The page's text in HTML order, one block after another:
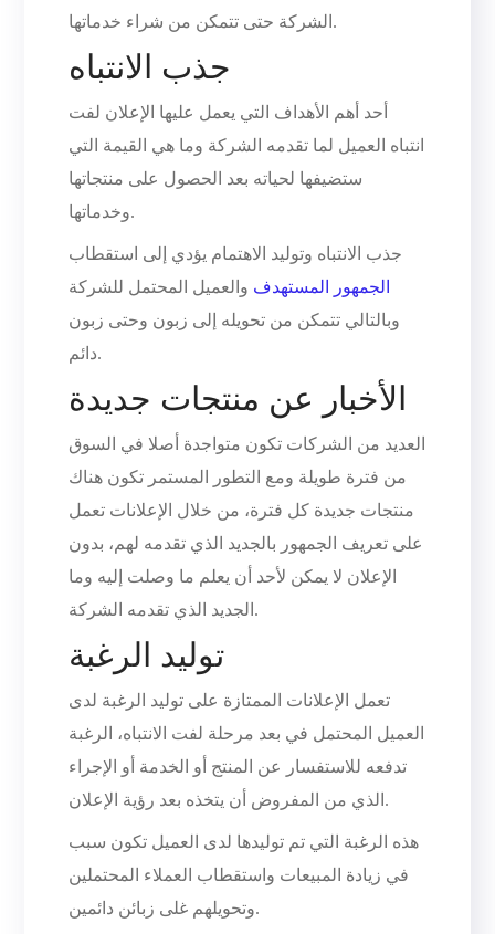
الشركة حتى تتمكن من شراء خدماتها.
جذب الانتباه
أحد أهم الأهداف التي يعمل عليها الإعلان لفت
انتباه العميل لما تقدمه الشركة وما هي القيمة التي
ستضيفها لحياته بعد الحصول على منتجاتها
وخدماتها.
جذب الانتباه وتوليد الاهتمام يؤدي إلى استقطاب
الجمهور المستهدف والعميل المحتمل للشركة
وبالتالي تتمكن من تحويله إلى زبون وحتى زبون
دائم.
الأخبار عن منتجات جديدة
العديد من الشركات تكون متواجدة أصلا في السوق
من فترة طويلة ومع التطور المستمر تكون هناك
منتجات جديدة كل فترة، من خلال الإعلانات تعمل
على تعريف الجمهور بالجديد الذي تقدمه لهم، بدون
الإعلان لا يمكن لأحد أن يعلم ما وصلت إليه وما
الجديد الذي تقدمه الشركة.
توليد الرغبة
تعمل الإعلانات الممتازة على توليد الرغبة لدى
العميل المحتمل في بعد مرحلة لفت الانتباه، الرغبة
تدفعه للاستفسار عن المنتج أو الخدمة أو الإجراء
الذي من المفروض أن يتخذه بعد رؤية الإعلان.
هذه الرغبة التي تم توليدها لدى العميل تكون سبب
في زيادة المبيعات واستقطاب العملاء المحتملين
وتحويلهم غلى زبائن دائمين.